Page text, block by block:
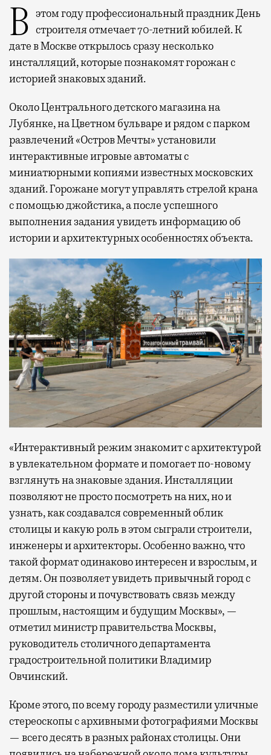
В этом году профессиональный праздник День строителя отмечает 70-летний юбилей. К
дате в Москве открылось сразу несколько
инсталляций, которые познакомят горожан с
историей знаковых зданий.
Около Центрального детского магазина на
Лубянке, на Цветном бульваре и рядом с парком
развлечений «Остров Мечты» установили
интерактивные игровые автоматы с
миниатюрными копиями известных московских
зданий. Горожане могут управлять стрелой крана
с помощью джойстика, а после успешного
выполнения задания увидеть информацию об
истории и архитектурных особенностях объекта.
«Интерактивный режим знакомит с архитектурой
в увлекательном формате и помогает по-новому
взглянуть на знаковые здания. Инсталляции
позволяют не просто посмотреть на них, но и
узнать, как создавался современный облик
столицы и какую роль в этом сыграли строители,
инженеры и архитекторы. Особенно важно, что
такой формат одинаково интересен и взрослым, и
детям. Он позволяет увидеть привычный город с
другой стороны и почувствовать связь между
прошлым, настоящим и будущим Москвы», —
отметил министр правительства Москвы,
руководитель столичного департамента
градостроительной политики Владимир
Овчинский.
Кроме этого, по всему городу разместили уличные
стереоскопы с архивными фотографиями Москвы
— всего десять в разных районах столицы. Они